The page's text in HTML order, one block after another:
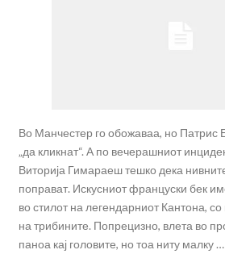
Во Манчестер го обожаваа, но Патрис
„да кликнат“. А по вечерашниот
Виторија Гимараеш тешко дека
поправат. Искусниот француски бек
во стилот на легендарниот Кантона,
на трибините. Попрецизно, влета во
паноа кај головите, но тоа ниту малку …